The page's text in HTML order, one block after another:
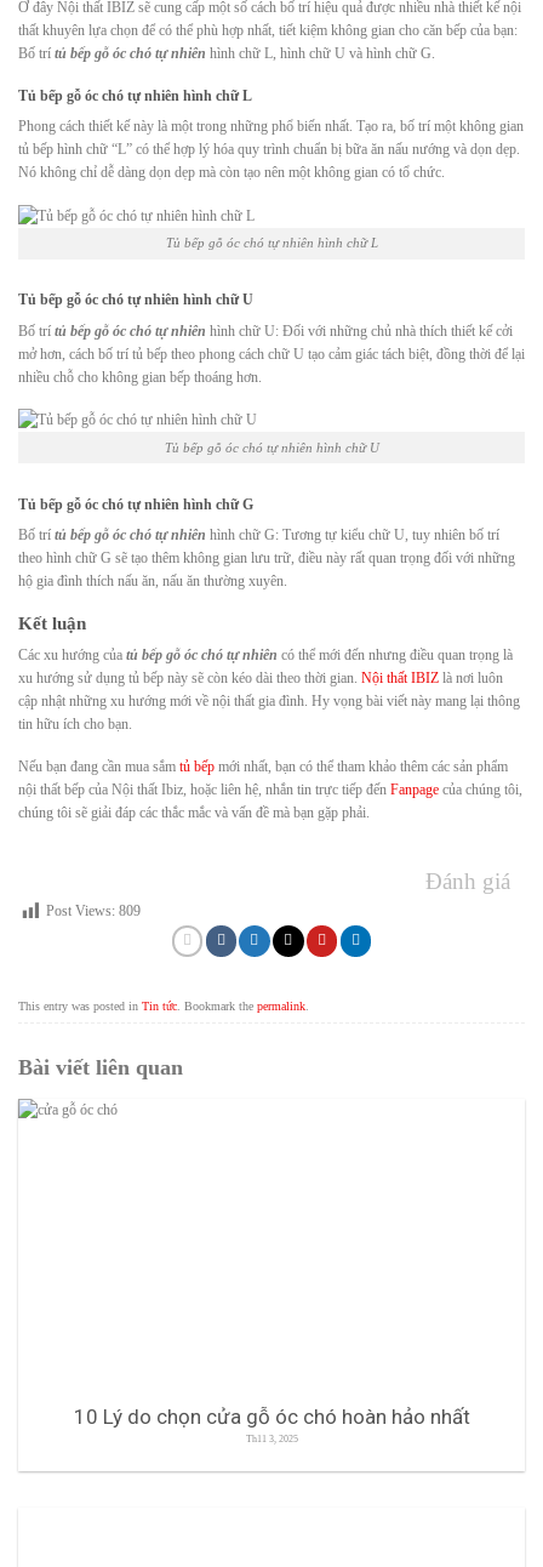
Ở đây Nội thất IBIZ sẽ cung cấp một số cách bố trí hiệu quả được nhiều nhà thiết kế nội
thất khuyên lựa chọn để có thể phù hợp nhất, tiết kiệm không gian cho căn bếp của bạn:
Bố trí tủ bếp gỗ óc chó tự nhiên hình chữ L, hình chữ U và hình chữ G.
Tủ bếp gỗ óc chó tự nhiên hình chữ L
Phong cách thiết kế này là một trong những phổ biến nhất. Tạo ra, bố trí một không gian
tủ bếp hình chữ “L” có thể hợp lý hóa quy trình chuẩn bị bữa ăn nấu nướng và dọn dẹp.
Nó không chỉ dễ dàng dọn dẹp mà còn tạo nên một không gian có tổ chức.
Tủ bếp gỗ óc chó tự nhiên hình chữ L
Tủ bếp gỗ óc chó tự nhiên hình chữ U
Bố trí tủ bếp gỗ óc chó tự nhiên hình chữ U: Đối với những chủ nhà thích thiết kế cởi
mở hơn, cách bố trí tủ bếp theo phong cách chữ U tạo cảm giác tách biệt, đồng thời để lại
nhiều chỗ cho không gian bếp thoáng hơn.
Tủ bếp gỗ óc chó tự nhiên hình chữ U
Tủ bếp gỗ óc chó tự nhiên hình chữ G
Bố trí tủ bếp gỗ óc chó tự nhiên hình chữ G: Tương tự kiểu chữ U, tuy nhiên bố trí
theo hình chữ G sẽ tạo thêm không gian lưu trữ, điều này rất quan trọng đối với những
hộ gia đình thích nấu ăn, nấu ăn thường xuyên.
Kết luận
Các xu hướng của tủ bếp gỗ óc chó tự nhiên có thể mới đến nhưng điều quan trọng là
xu hướng sử dụng tủ bếp này sẽ còn kéo dài theo thời gian. Nội thất IBIZ là nơi luôn
cập nhật những xu hướng mới về nội thất gia đình. Hy vọng bài viết này mang lại thông
tin hữu ích cho bạn.
Nếu bạn đang cần mua sắm tủ bếp mới nhất, bạn có thể tham khảo thêm các sản phẩm
nội thất bếp của Nội thất Ibiz, hoặc liên hệ, nhắn tin trực tiếp đến Fanpage của chúng tôi,
chúng tôi sẽ giải đáp các thắc mắc và vấn đề mà bạn gặp phải.
Đánh giá
Post Views: 809
This entry was posted in Tin tức . Bookmark the permalink
Bài viết liên quan
10 Lý do chọn cửa gỗ óc chó hoàn hảo nhất
Th11 3, 2025